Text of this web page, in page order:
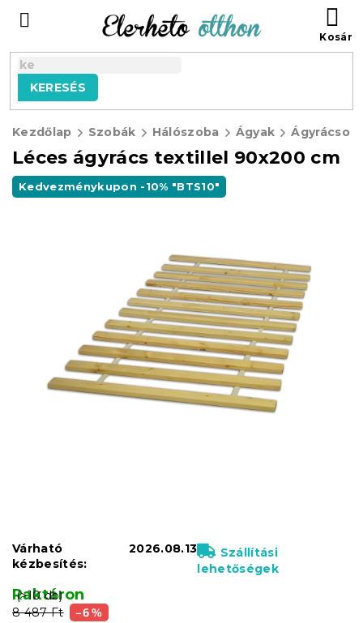
tartalomhoz
KERESÉS
Kezdőlap Szobák Hálószoba Ágyak Ágyrácsok
Léces ágyrács textillel 90x200 cm
Kedvezménykupon -10% "BTS10"
8 487 Ft –6 %
Raktáron
(>10 db)
Várható
kézbesítés:
2026.08.13
Szállítási
lehetőségek